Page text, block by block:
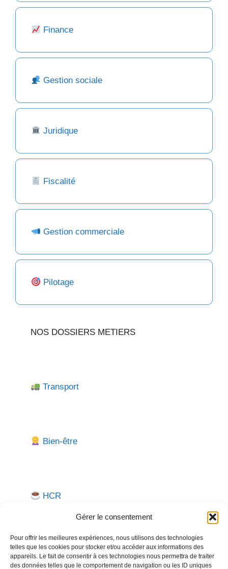
Gérer le consentement
Pour offrir les meilleures expériences, nous utilisons des technologies
telles que les cookies pour stocker et/ou accéder aux informations des
appareils. Le fait de consentir à ces technologies nous permettra de traiter
des données telles que le comportement de navigation ou les ID uniques
Finance
Gestion sociale
Juridique
Fiscalité
Gestion commerciale
Pilotage
NOS DOSSIERS METIERS
Transport
Bien-être
HCR